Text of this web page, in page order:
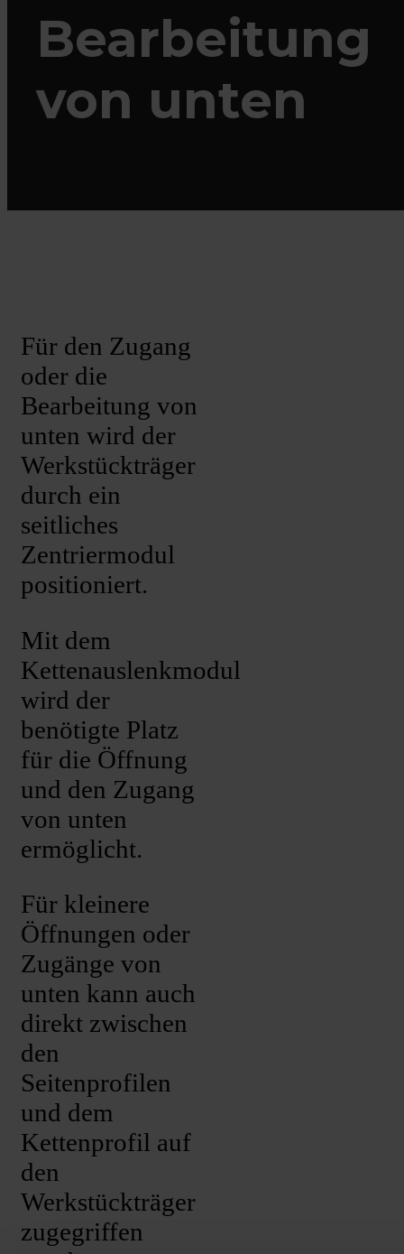
Bearbeitung
von unten
Für den Zugang
oder die
Bearbeitung von
unten wird der
Werkstückträger
durch ein
seitliches
Zentriermodul
positioniert.
Mit dem
Kettenauslenkmodul
wird der
benötigte Platz
für die Öffnung
und den Zugang
von unten
ermöglicht.
Für kleinere
Öffnungen oder
Zugänge von
unten kann auch
direkt zwischen
den
Seitenprofilen
und dem
Kettenprofil auf
den
Werkstückträger
zugegriffen